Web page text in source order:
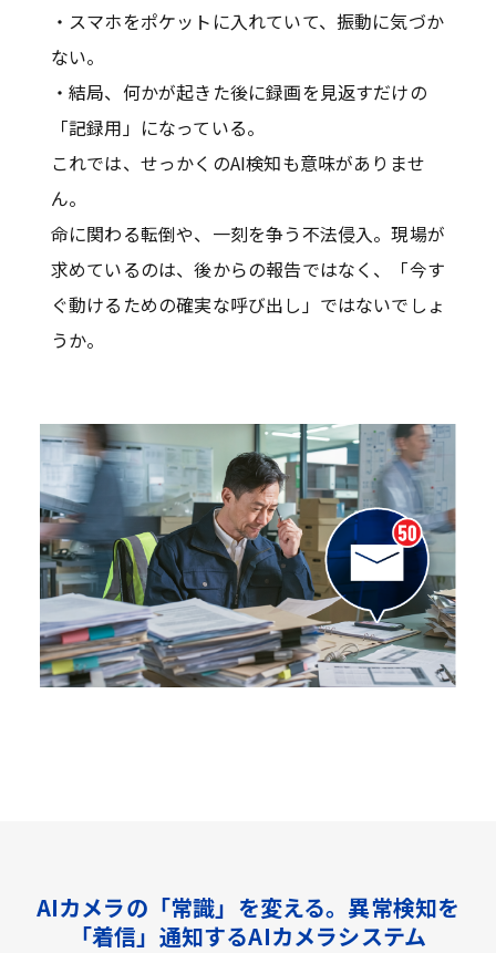
・スマホをポケットに入れていて、振動に気づか
ない。
・結局、何かが起きた後に録画を見返すだけの
「記録用」になっている。
これでは、せっかくのAI検知も意味がありませ
ん。
命に関わる転倒や、一刻を争う不法侵入。現場が
求めているのは、後からの報告ではなく、「今す
ぐ動けるための確実な呼び出し」ではないでしょ
うか。
AIカメラの「常識」を変える。異常検知を
「着信」通知するAIカメラシステム